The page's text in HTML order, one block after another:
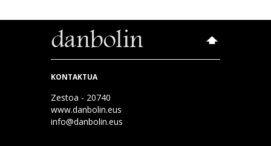
KONTAKTUA
Zestoa - 20740
www.danbolin.eus
info@danbolin.eus